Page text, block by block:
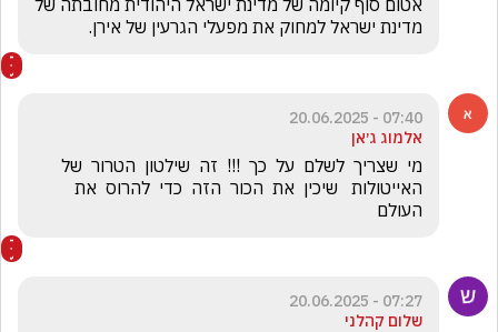
מדינת ישראל למחוק את מפעלי הגרעין של אירן.
07:40 - 20.06.2025
אלמוג ג׳אן
העולם
07:27 - 20.06.2025
שלום קהלני